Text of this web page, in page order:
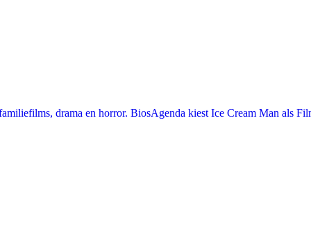
drama en horror. BiosAgenda kiest Ice Cream Man als